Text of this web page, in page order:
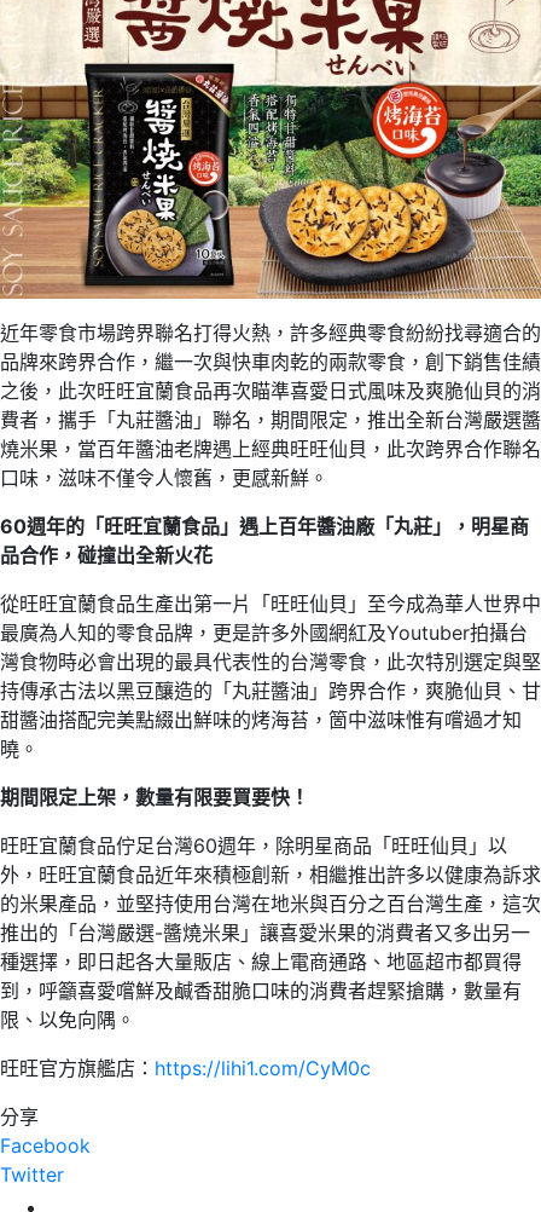
近年零食市場跨界聯名打得火熱，許多經典零食紛紛找尋適合的
品牌來跨界合作，繼一次與快車肉乾的兩款零食，創下銷售佳績
之後，此次旺旺宜蘭食品再次瞄準喜愛日式風味及爽脆仙貝的消
費者，攜手「丸莊醬油」聯名，期間限定，推出全新台灣嚴選醬
燒米果，當百年醬油老牌遇上經典旺旺仙貝，此次跨界合作聯名
口味，滋味不僅令人懷舊，更感新鮮。
60週年的「旺旺宜蘭食品」遇上百年醬油廠「丸莊」，明星商
品合作，碰撞出全新火花
從旺旺宜蘭食品生產出第一片「旺旺仙貝」至今成為華人世界中
最廣為人知的零食品牌，更是許多外國網紅及Youtuber拍攝台
灣食物時必會出現的最具代表性的台灣零食，此次特別選定與堅
持傳承古法以黑豆釀造的「丸莊醬油」跨界合作，爽脆仙貝、甘
甜醬油搭配完美點綴出鮮味的烤海苔，箇中滋味惟有嚐過才知
曉。
期間限定上架，數量有限要買要快！
旺旺宜蘭食品佇足台灣60週年，除明星商品「旺旺仙貝」以
外，旺旺宜蘭食品近年來積極創新，相繼推出許多以健康為訴求
的米果產品，並堅持使用台灣在地米與百分之百台灣生產，這次
推出的「台灣嚴選-醬燒米果」讓喜愛米果的消費者又多出另一
種選擇，即日起各大量販店、線上電商通路、地區超市都買得
到，呼籲喜愛嚐鮮及鹹香甜脆口味的消費者趕緊搶購，數量有
限、以免向隅。
旺旺官方旗艦店： https://lihi1.com/CyM0c
分享
Facebook
Twitter